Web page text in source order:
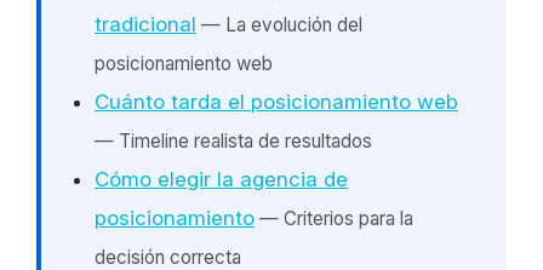
tradicional — La evolución del
posicionamiento web
Cuánto tarda el posicionamiento web
— Timeline realista de resultados
Cómo elegir la agencia de
posicionamiento — Criterios para la
decisión correcta